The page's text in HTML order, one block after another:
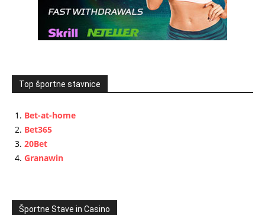
Top športne stavnice
Bet-at-home
Bet365
20Bet
Granawin
Športne Stave in Casino